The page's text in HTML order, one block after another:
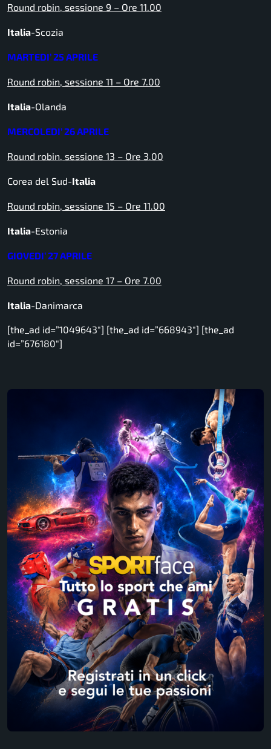
Round robin, sessione 9 – Ore 11.00
Italia-Scozia
MARTEDI’ 25 APRILE
Round robin, sessione 11 – Ore 7.00
Italia-Olanda
MERCOLEDI’ 26 APRILE
Round robin, sessione 13 – Ore 3.00
Corea del Sud-Italia
Round robin, sessione 15 – Ore 11.00
Italia-Estonia
GIOVEDI’ 27 APRILE
Round robin, sessione 17 – Ore 7.00
Italia-Danimarca
[the_ad id=”1049643″] [the_ad id=”668943″] [the_ad
id=”676180″]